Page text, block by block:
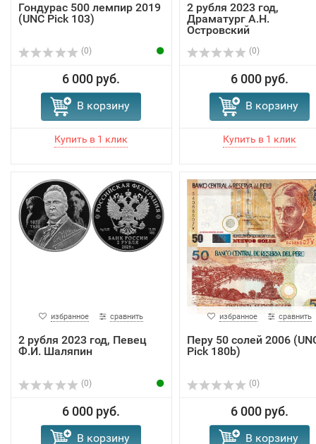
Гондурас 500 лемпир 2019
(UNC Pick 103)
(0)
6 000 руб.
В корзину
2 рубля 2023 год,
Драматург А.Н.
Островский
(0)
6 000 руб.
В корзину
избранное сравнить
2 рубля 2023 год, Певец
Ф.И. Шаляпин
(0)
6 000 руб.
В корзину
избранное сравнить
Перу 50 солей 2006
Pick 180b)
(0)
6 000 руб.
В корзину